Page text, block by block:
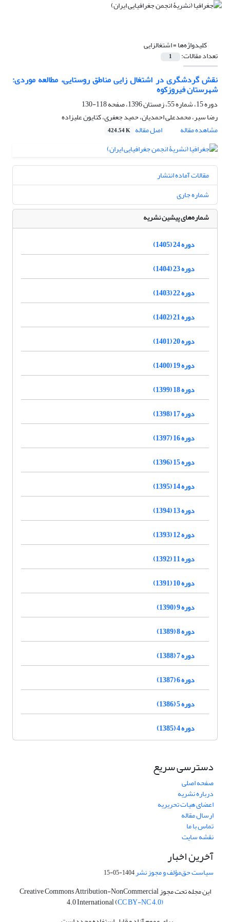
کلیدواژه‌ها =اشتغالزایی
تعداد مقالات: 1
نقش گردشگری در اشتغال زایی مناطق روستایی، مطالعه موردی:
شهرستان فیروزکوه
دوره 15، شماره 55، زمستان 1396، صفحه
118-130
رضا سیر، محمدعلی احمدیان، حمید جعفری، کتایون علیزاده
مشاهده مقاله
اصل مقاله 424.54 K
مقالات آماده انتشار
شماره جاری
شماره‌های پیشین نشریه
دوره 24 (1405)
دوره 23 (1404)
دوره 22 (1403)
دوره 21 (1402)
دوره 20 (1401)
دوره 19 (1400)
دوره 18 (1399)
دوره 17 (1398)
دوره 16 (1397)
دوره 15 (1396)
دوره 14 (1395)
دوره 13 (1394)
دوره 12 (1393)
دوره 11 (1392)
دوره 10 (1391)
دوره 9 (1390)
دوره 8 (1389)
دوره 7 (1388)
دوره 6 (1387)
دوره 5 (1386)
دوره 4 (1385)
دسترسی سریع
صفحه اصلی
درباره نشریه
اعضای هیات تحریریه
ارسال مقاله
تماس با ما
نقشه سایت
آخرین اخبار
سیاست حق‌مؤلف و مجوز نشر1404-05-15
این مجله تحت مجوز Creative Commons Attribution-NonCommercial
4.0 International (CC BY-NC 4.0)